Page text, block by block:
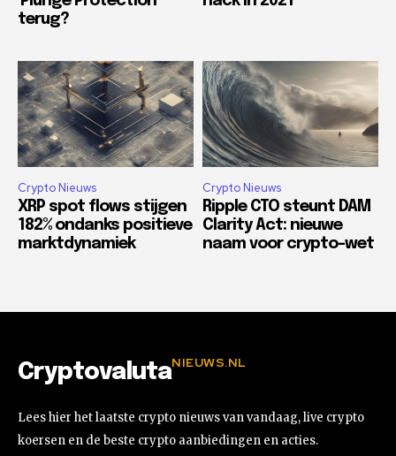
terug?
Crypto Nieuws
XRP spot flows stijgen
182% ondanks positieve
marktdynamiek
Crypto Nieuws
Ripple CTO steunt DAM
Clarity Act: nieuwe
naam voor crypto-wet
CryptovalutaNIEUWS.NL
Lees hier het laatste crypto nieuws van vandaag, live crypto
koersen en de beste crypto aanbiedingen en acties.